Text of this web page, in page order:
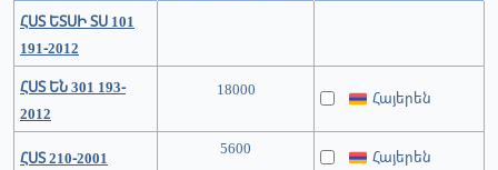
ՀՍՏ ԵՏՍԻ ՏՍ 101
191-2012
ՀՍՏ ԵՆ 301 193-
2012
18000 Հայերեն
ՀՍՏ 210-2001 5600 Հայերեն